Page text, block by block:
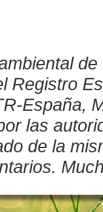
Registro
España,
las
de la